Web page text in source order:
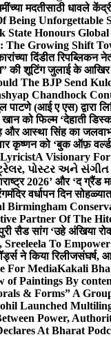
मदतीसाठी धावले
Unforgettable
State Honours
Growing Shift
दिंडीत रिपब्लिकन
की शूटिंग जुलाई के आखिर
The BJP Send
Chandhock
पाटणे (आई ए एस)
को फिल्म ‘देहाती
और आस्था सिंह का जलवा
कृष्णन को ‘बुक ऑफ़ वर्ल्ड
A Visionary
પોસ્ટર અને સંગીત
2026’ और ‘द ग्रैंड
वर्धापन दिन
Birmingham
Partner Of The
सैड सांग ‘उहे अंखिया
To
ने किया रिलीजसंघर्ष,
For MediaKakali
of Paintings By
& Forms” A
Launched
Power,
At Bharat